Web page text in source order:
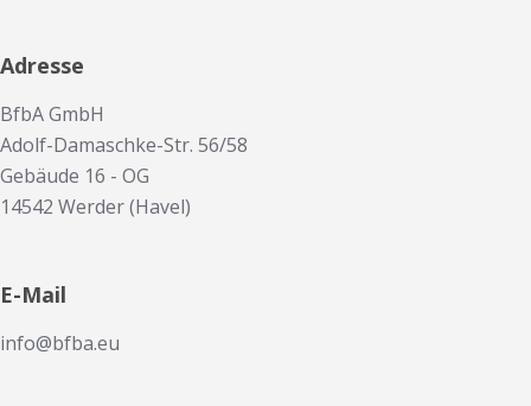
Adresse
BfbA GmbH
Adolf-Damaschke-Str. 56/58
Gebäude 16 - OG
14542 Werder (Havel)
E-Mail
info@bfba.eu